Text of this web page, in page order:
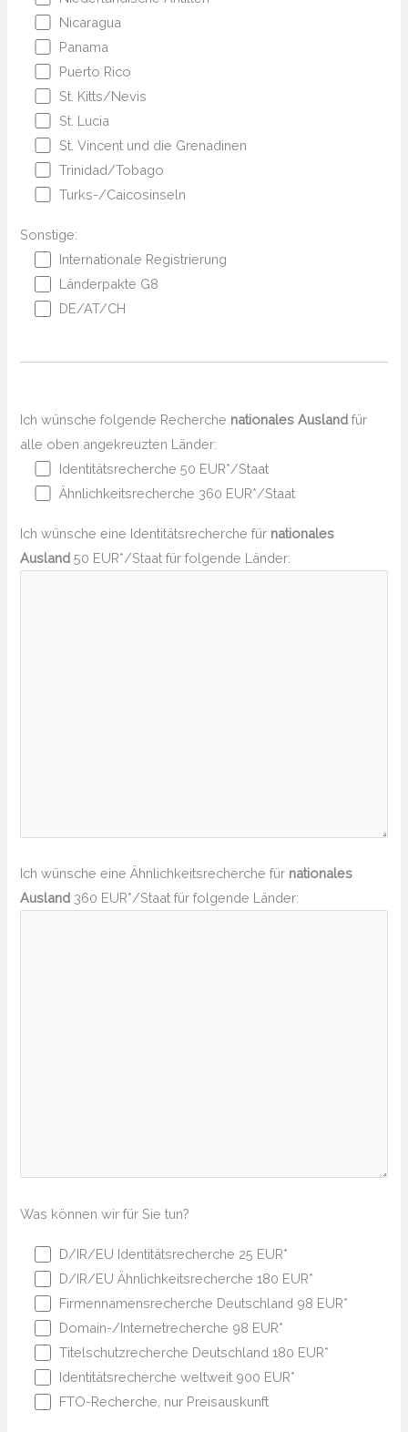
Nicaragua
Panama
Puerto Rico
St. Kitts/Nevis
St. Lucia
St. Vincent und die Grenadinen
Trinidad/Tobago
Turks-/Caicosinseln
Sonstige:
Internationale Registrierung
Länderpakte G8
DE/AT/CH
Ich wünsche folgende Recherche nationales Ausland für
alle oben angekreuzten Länder:
Identitätsrecherche 50 EUR*/Staat
Ähnlichkeitsrecherche 360 EUR*/Staat
Ich wünsche eine Identitätsrecherche für nationales
Ausland 50 EUR*/Staat für folgende Länder:
Ich wünsche eine Ähnlichkeitsrecherche für nationales
Ausland 360 EUR*/Staat für folgende Länder:
Was können wir für Sie tun?
D/IR/EU Identitätsrecherche 25 EUR*
D/IR/EU Ähnlichkeitsrecherche 180 EUR*
Firmennamensrecherche Deutschland 98 EUR*
Domain-/Internetrecherche 98 EUR*
Titelschutzrecherche Deutschland 180 EUR*
Identitätsrecherche weltweit 900 EUR*
FTO-Recherche, nur Preisauskunft